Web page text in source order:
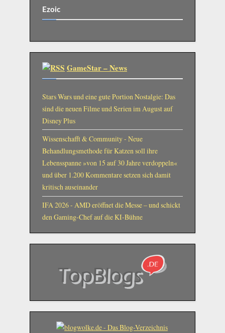
Ezoic
GameStar – News
Stars Wars und eine gute Portion Nostalgie: Das
sind die neuen Filme und Serien im August auf
Disney Plus
Wissenschafft & Community - Neue
Behandlungsmethode für Katzen soll ihre
Lebensspanne »von 15 auf 30 Jahre verdoppeln«
und über 1.200 Kommentare setzen sich damit
kritisch auseinander
IFA 2026 - AMD eröffnet die Messe – und schickt
den Gaming-Chef auf die KI-Bühne